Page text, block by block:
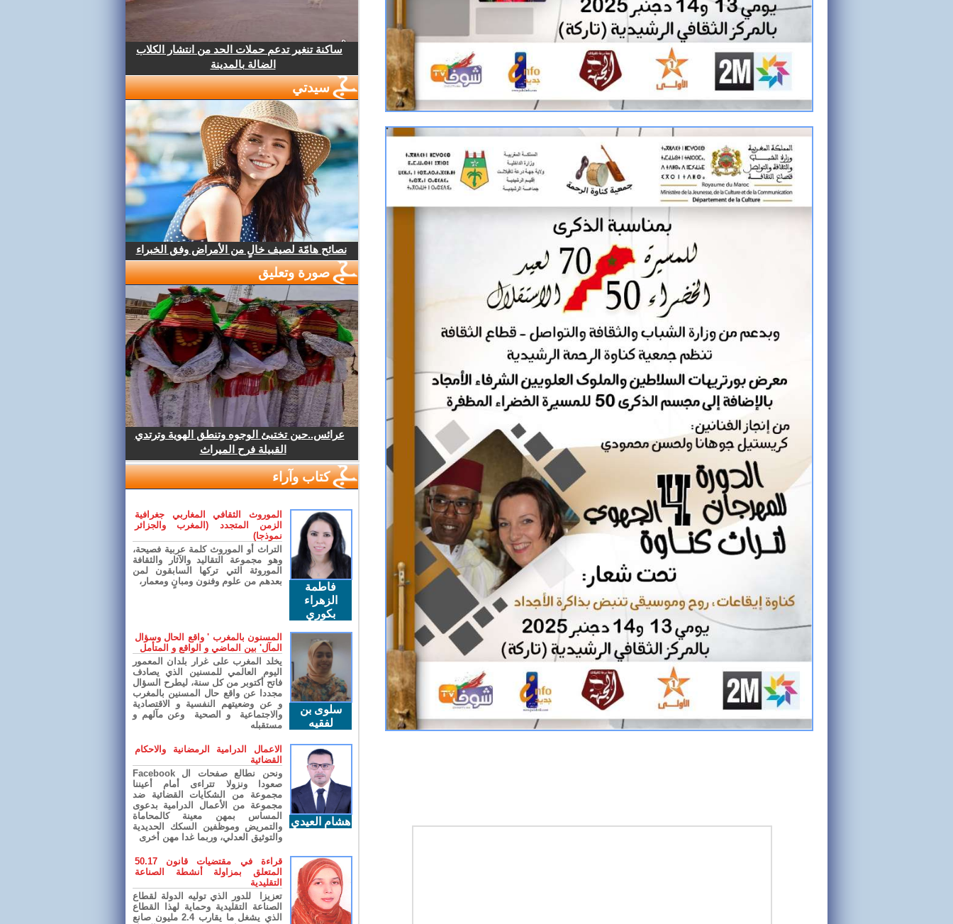
ساكنة تنغير تدعم حملات الحد من انتشار الكلاب
الضالة بالمدينة
سيدتي
نصائح هامّة لصيف خالٍ من الأمراض وفق الخبراء
صورة وتعليق
عرائس..حين تختبئ الوجوه وتنطق الهوية وترتدي
القبيلة فرح الميراث
كتاب وآراء
فاطمة
الزهراء
بكوري
الموروث الثقافي المغاربي جغرافية
الزمن المتجدد (المغرب والجزائر
نموذجا)
التراث أو الموروث كلمة عربية فصيحة،
وهو مجموعة التقاليد والآثار والثقافة
الموروثة التي تركها السابقون لمن
بعدهم من علوم وفنون ومبانٍ ومعمار،
سلوى بن
لفقيه
المسنون بالمغرب ' واقع الحال وسؤال
المآل' بين الماضي و الواقع و المتأمل
يخلد المغرب على غرار بلدان المعمور
اليوم العالمي للمسنين الذي يصادف
فاتح أكتوبر من كل سنة، ليطرح السؤال
مجددا عن واقع حال المسنين بالمغرب
و عن وضعيتهم النفسية و الاقتصادية
والاجتماعية و الصحية وعن مآلهم و
مستقبله
هشام العيدي
الاعمال الدرامية الرمضانية والاحكام
القضائية
ونحن نطالع صفحات ال Facebook
صعودا ونزولا تتراءى أمام أعيننا
مجموعة من الشكايات القضائية ضد
مجموعة من الأعمال الدرامية بدعوى
المساس بمهن معينة كالمحاماة
والتمريض وموظفين السكك الحديدية
والتوثيق العدلي، وربما غدا مهن أخرى
قراءة في مقتضيات قانون 50.17
المتعلق بمزاولة أنشطة الصناعة
التقليدية
تعزيزا للدور الذي توليه الدولة لقطاع
الصناعة التقليدية وحماية لهذا القطاع
الذي يشغل ما يقارب 2.4 مليون صانع